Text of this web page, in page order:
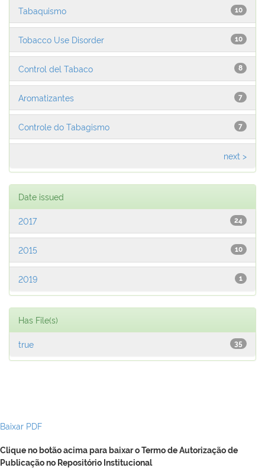
10
Tabaquismo
10
Tobacco Use Disorder
8
Control del Tabaco
7
Aromatizantes
7
Controle do Tabagismo
next >
Date issued
24
2017
10
2015
1
2019
Has File(s)
35
true
Baixar PDF
Clique no botão acima para baixar o Termo de Autorização de
Publicação no Repositório Institucional